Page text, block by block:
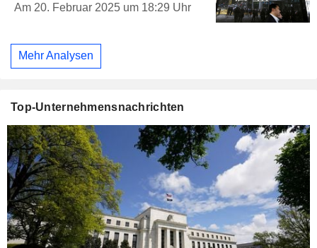
Am 20. Februar 2025 um 18:29 Uhr
Mehr Analysen
Top-Unternehmensnachrichten